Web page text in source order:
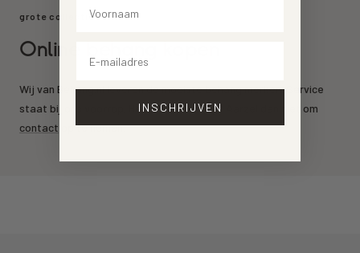
grote collectie
Online behang kopen
Wij van Behang.nl leveren de mooiste behang merken. Service
staat bij ons voorrop. Heeft u een vraag? Aarzel dan niet om
contact op te nemen.
INSCHRIJVEN